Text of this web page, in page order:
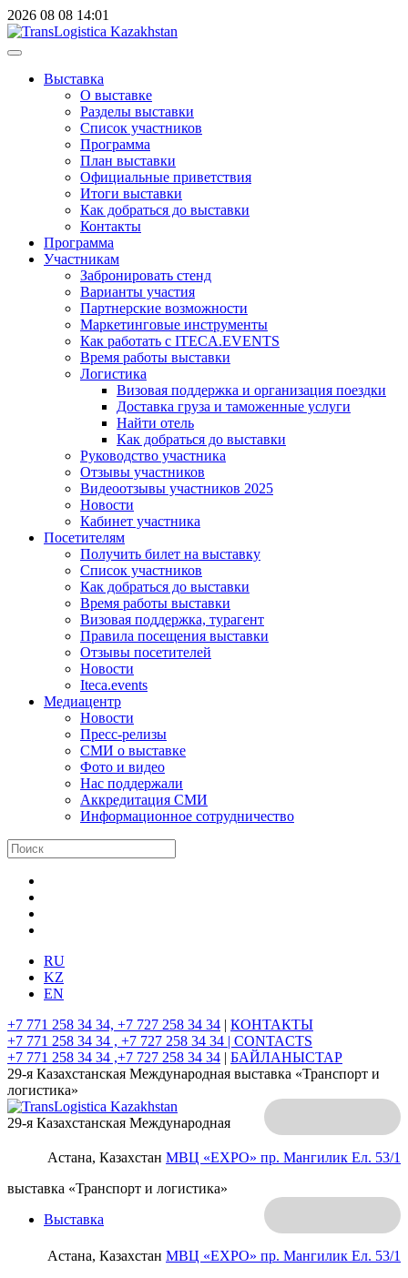
2026 08 08 14:01
Выставка
О выставке
Разделы выставки
Список участников
Программа
План выставки
Официальные приветствия
Итоги выставки
Как добраться до выставки
Контакты
Программа
Участникам
Забронировать стенд
Варианты участия
Партнерские возможности
Маркетинговые инструменты
Как работать с ITECA.EVENTS
Время работы выставки
Логистика
Визовая поддержка и организация поездки
Доставка груза и таможенные услуги
Найти отель
Как добраться до выставки
Руководство участника
Отзывы участников
Видеоотзывы участников 2025
Новости
Кабинет участника
Посетителям
Получить билет на выставку
Список участников
Как добраться до выставки
Время работы выставки
Визовая поддержка, турагент
Правила посещения выставки
Отзывы посетителей
Новости
Iteca.events
Медиацентр
Новости
Пресс-релизы
СМИ о выставке
Фото и видео
Нас поддержали
Аккредитация СМИ
Информационное сотрудничество
RU
KZ
EN
+7 771 258 34 34, +7 727 258 34 34 | КОНТАКТЫ
+7 771 258 34 34 , +7 727 258 34 34 | CONTACTS
+7 771 258 34 34 ,+7 727 258 34 34 | БАЙЛАНЫСТАР
29-я Казахстанская Международная выставка «Транспорт и
логистика»
Астана, Казахстан МВЦ «EXPO» пр. Мангилик Ел. 53/1
29-я Казахстанская Международная
выставка «Транспорт и логистика»
Астана, Казахстан МВЦ «EXPO» пр. Мангилик Ел. 53/1
Выставка